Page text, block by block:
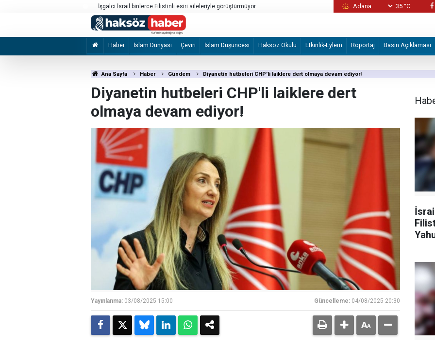
Afganistan İslam Emirliği Lideri Ahundzade'den birlik ve itaat vurgusu
İsrailli 'Honinu Örgütü' Filistinlilere şiddet
35 °C
Haber İslam Dünyası Çeviri İslam Düşüncesi Haksöz Okulu Etkinlik-Eylem Röportaj Basın Açıklaması
Ana Sayfa Haber Gündem Diyanetin hutbeleri CHP'li laiklere dert olmaya devam ediyor!
Diyanetin hutbeleri CHP'li laiklere dert
olmaya devam ediyor!
Yayınlanma: 03/08/2025 15:00 Güncelleme: 04/08/2025 20:30